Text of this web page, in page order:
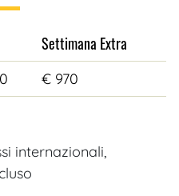
Settimana Extra
€ 970
internazionali,